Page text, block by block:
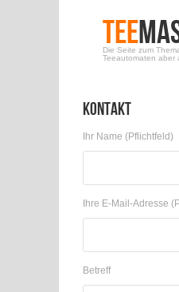
Tee
Die Seite zum
Teeautomaten aber
Kontakt
Ihr Name (Pflichtfeld)
Ihre E-Mail-Adresse
Betreff